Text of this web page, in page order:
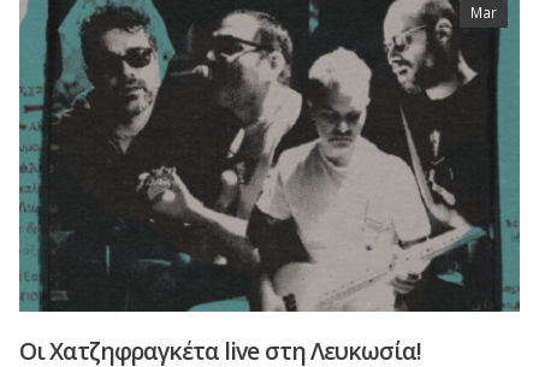
Mar
Οι Χατζηφραγκέτα live στη Λευκωσία!